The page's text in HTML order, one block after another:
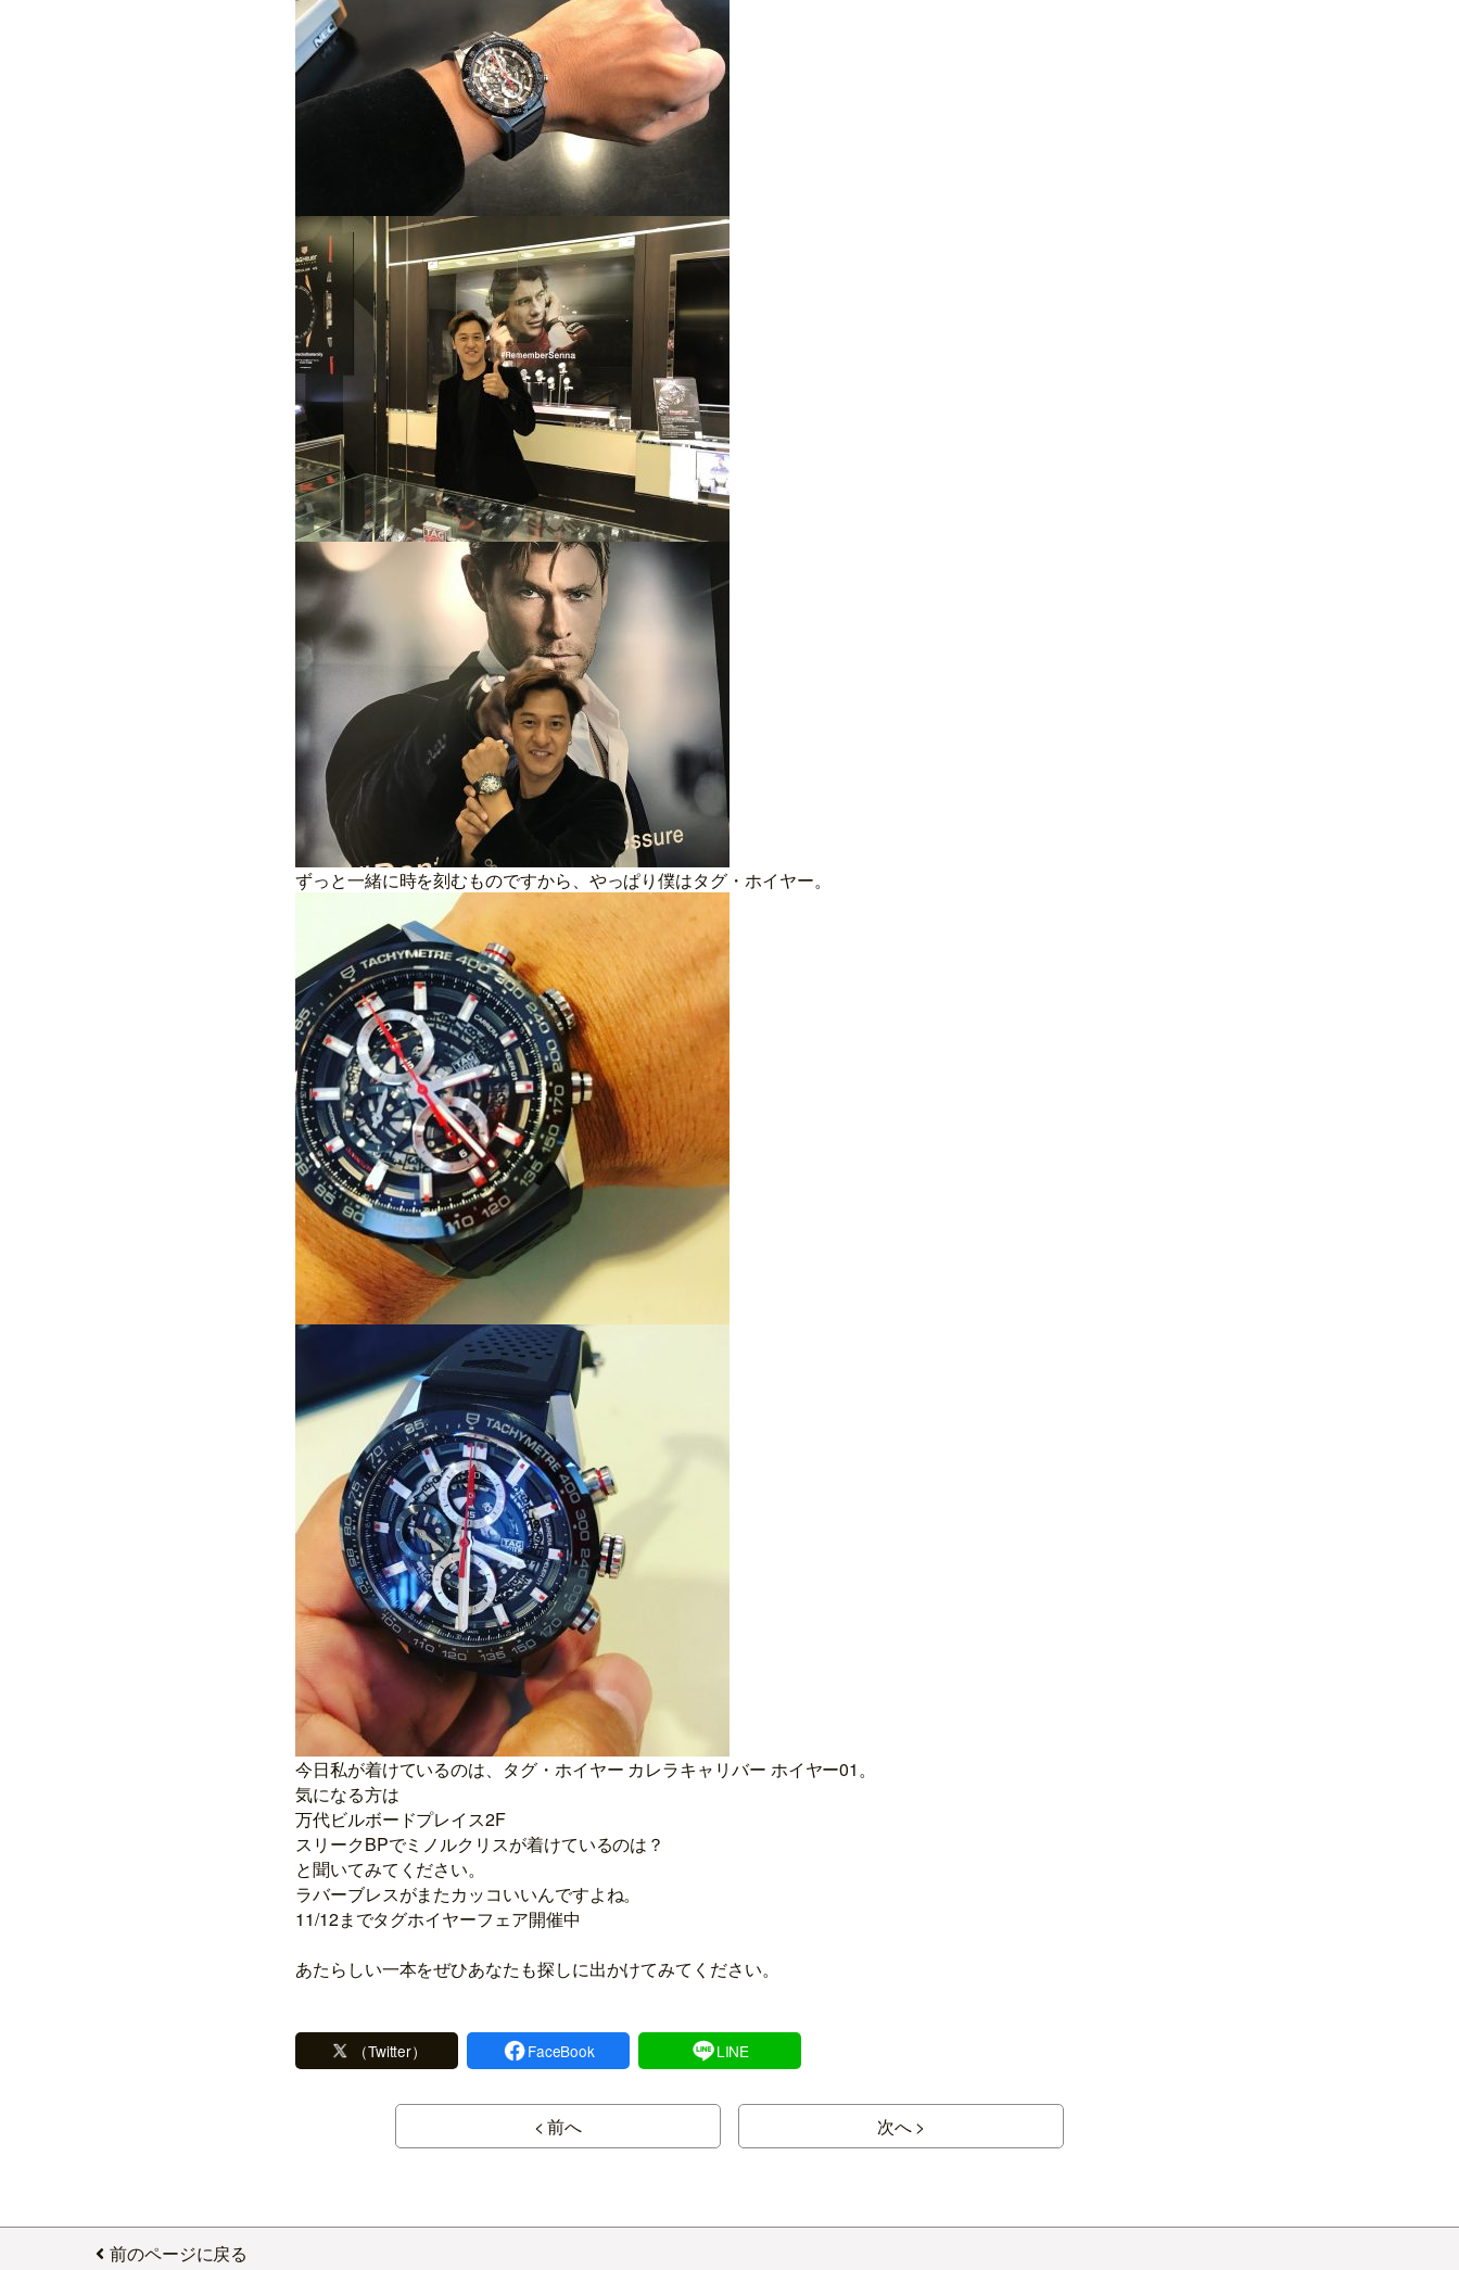
ずっと一緒に時を刻むものですから、やっぱり僕はタグ・ホイヤー。
今日私が着けているのは、タグ・ホイヤー カレラキャリバー ホイヤー01。
気になる方は
万代ビルボードプレイス2F
スリークBPでミノルクリスが着けているのは？
と聞いてみてください。
ラバーブレスがまたカッコいいんですよね。
11/12までタグホイヤーフェア開催中
あたらしい一本をぜひあなたも探しに出かけてみてください。
（Twitter） FaceBook LINE
< 前へ 次へ >
前のページに戻る